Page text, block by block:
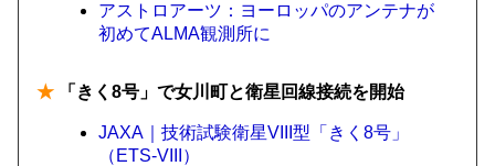
アストロアーツ：ヨーロッパのアンテナが
初めてALMA観測所に
★ 「きく8号」で女川町と衛星回線接続を開始
JAXA｜技術試験衛星VIII型「きく8号」
（ETS-VIII）